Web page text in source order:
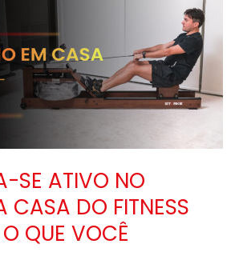
SE ATIVO NO
CASA DO FITNESS
QUE VOCÊ